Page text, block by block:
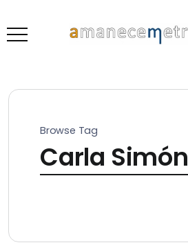
Browse Tag
Carla Simón